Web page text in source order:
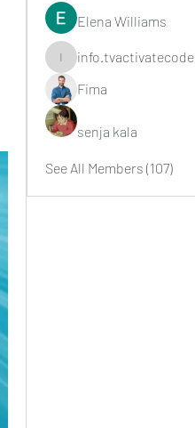
Elena Williams
info.tvactivatecode
info.tvactivatecode
Fima
senja kala
See All Members (107)